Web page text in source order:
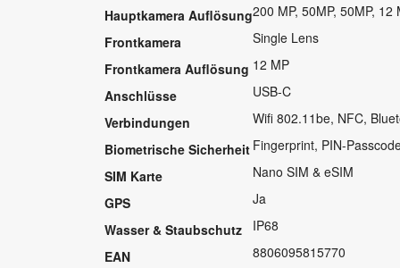
Hauptkamera Auflösung200 MP, 50MP, 50MP, 12
Frontkamera
Single Lens
Frontkamera Auflösung 12 MP
Anschlüsse
USB-C
Verbindungen
Wifi 802.11be, NFC,
Biometrische Sicherheit Fingerprint, PIN-
SIM Karte
Nano SIM & eSIM
GPS
Ja
Wasser & Staubschutz
IP68
EAN
8806095815770